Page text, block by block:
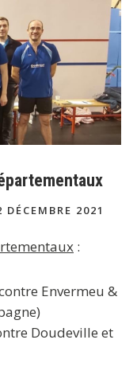
DÉCEMBRE 2021
:
Envermeu &
Doudeville et